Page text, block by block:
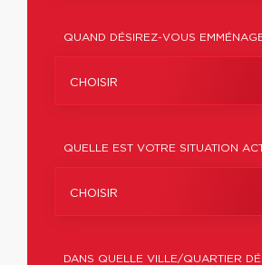
QUAND DÉSIREZ-VOUS
CHOISIR
QUELLE EST VOTRE SITUATION
CHOISIR
DANS QUELLE VILLE/QUARTIER